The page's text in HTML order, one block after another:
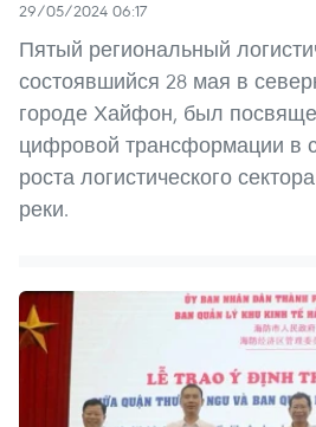
29/05/2024 06:17
Пятый региональный
состоявшийся 28 мая в
городе Хайфон, был
цифровой трансформации в
роста логистического
реки.